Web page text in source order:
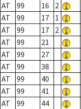
AT
99 16 2
AT
99 17 1
AT
99 17 2
AT
99 21
AT
99 27
AT
99 38
AT
99 40
AT
99 41
AT
99 44